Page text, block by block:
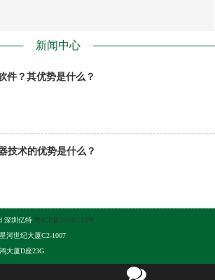
新闻中心
件？其优势是什么？
技术的优势是什么？
深圳亿特 粤ICP备10105513号
河世纪大厦C2-1007
大厦D座23G